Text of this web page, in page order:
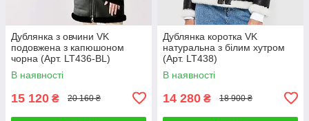
Дублянка з овчини VK
подовжена з капюшоном
чорна (Арт. LT436-BL)
В наявності
15 120 ₴ 20 160 ₴
Дублянка коротка VK
натуральна з білим хутром
(Арт. LT438)
В наявності
14 280 ₴ 18 900 ₴